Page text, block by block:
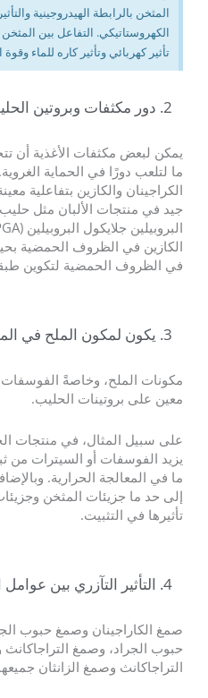
المثخن بالرابطة الهيدروجينية
الكهروستاتيكي. التفاعل بين
تأثير كهربائي وتأثير كاره للماء وقوة
2. دور مكثفات وبروتين الحليب
يمكن لبعض مكثفات الأغذية أن
ما لتلعب دورًا في الحماية
الكراجينان والكازين بتفاعلية
جيد في منتجات الألبان مثل حليب
الكازين في الظروف الحمضية
في الظروف الحمضية لتكوين
3. يكون لمكون الملح في المثخن تأثير مثبت
مكونات الملح، وخاصةً الفوسفات
معين على بروتينات الحليب.
على سبيل المثال، في منتجات
يزيد الفوسفات أو السيترات من
ما في المعالجة الحرارية.
إلى حد ما جزيئات المثخن
تأثيرها في التثبيت.
4. التأثير التآزري بين عوامل التثخين
صمغ الكاراجينان وصمغ حبوب
حبوب الجراد، وصمغ
التراجاكانث وصمغ الزانثان